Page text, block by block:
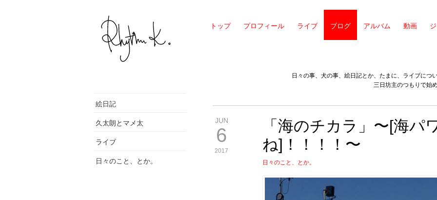
トップ プロフィール ライブ ブログ アルバム 動画
絵日記
久太朗とマメ太
ライブ
日々のこと、とか。
日々の事、犬の事、絵日記とか、たまに、ライブにつ
三日坊主のつもりで始
JUN
6
2017
「海のチカラ」〜[海パ
ね]！！！！〜
日々のこと、とか。